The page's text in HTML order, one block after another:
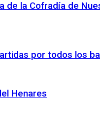
la Cofradía de
por todos los
Henares